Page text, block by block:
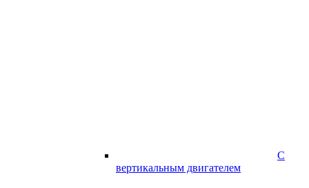
С
вертикальным двигателем